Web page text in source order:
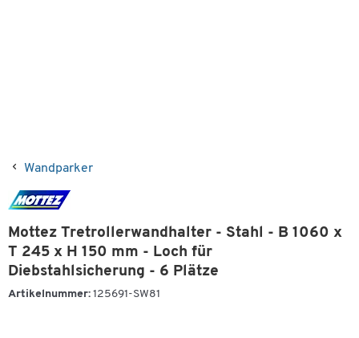
Wandparker
Mottez Tretrollerwandhalter - Stahl - B 1060 x
T 245 x H 150 mm - Loch für
Diebstahlsicherung - 6 Plätze
Artikelnummer: 125691-SW81